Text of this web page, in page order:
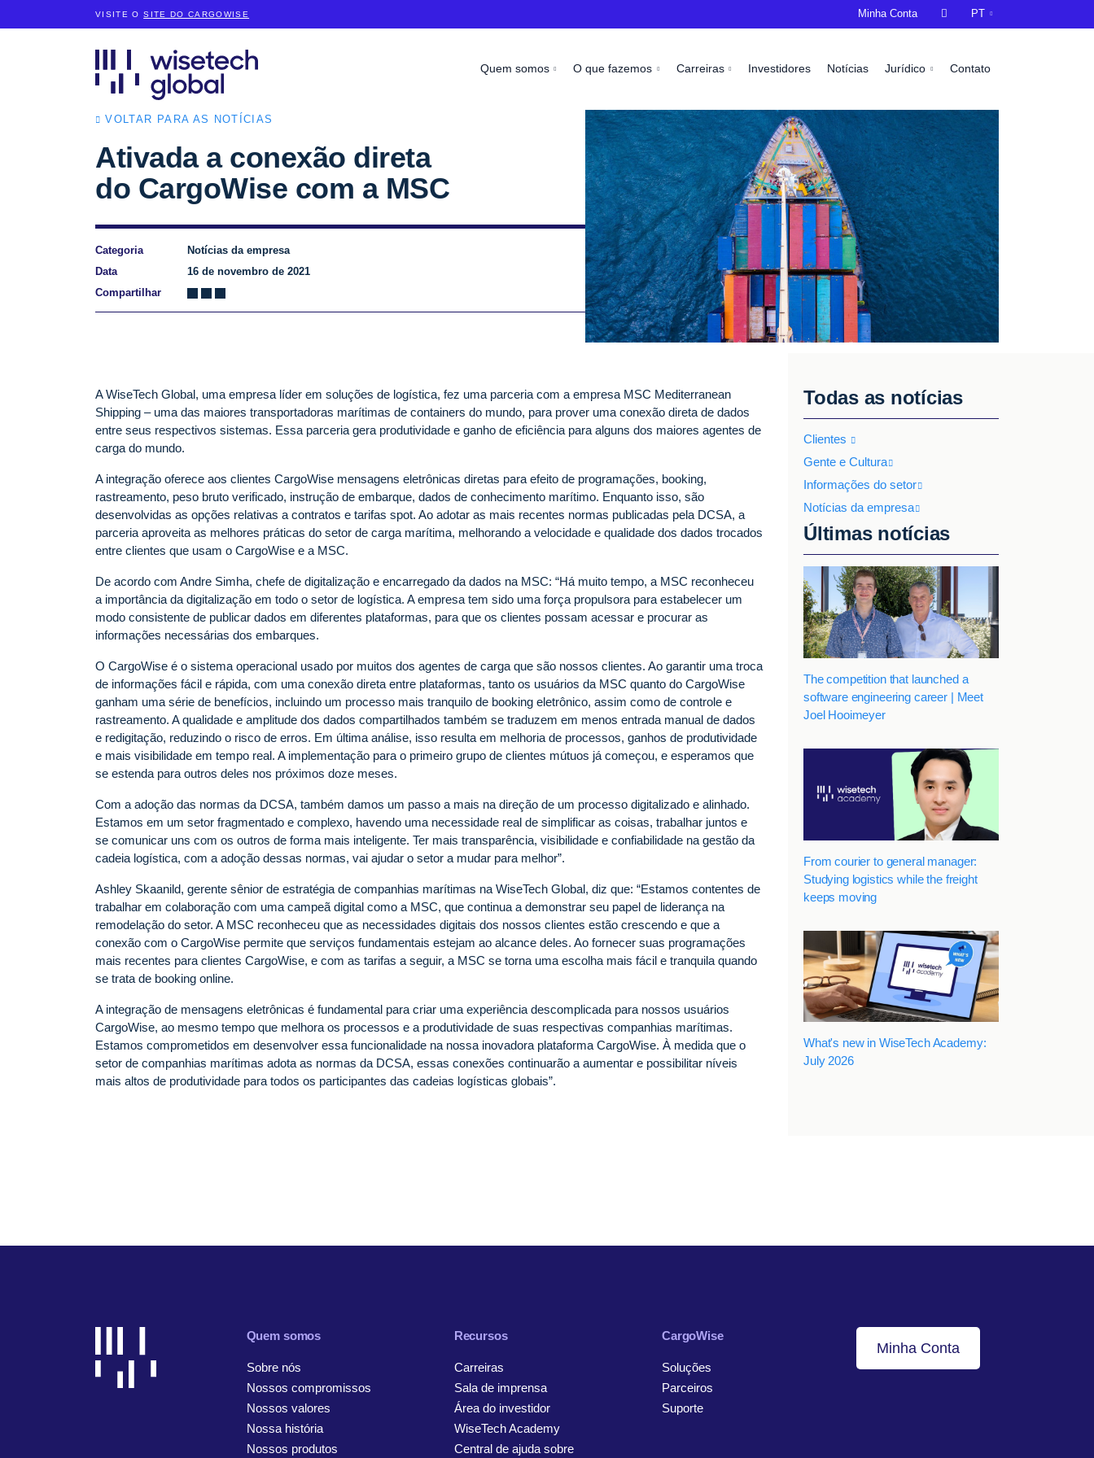
VISITE OSITE DO CARGOWISE
Quem somos O que fazemos Carreiras Investidores Notícias Jurídico Contato
Minha Conta  PT
VOLTAR PARA AS NOTÍCIAS
Ativada a conexão direta
do CargoWise com a MSC
Categoria
Notícias da empresa
Data
16 de novembro de 2021
Compartilhar
A WiseTech Global, uma empresa líder em soluções de logística, fez uma parceria com a empresa MSC Mediterranean
Shipping – uma das maiores transportadoras marítimas de containers do mundo, para prover uma conexão direta de dados
entre seus respectivos sistemas. Essa parceria gera produtividade e ganho de eficiência para alguns dos maiores agentes de
carga do mundo.
A integração oferece aos clientes CargoWise mensagens eletrônicas diretas para efeito de programações, booking,
rastreamento, peso bruto verificado, instrução de embarque, dados de conhecimento marítimo. Enquanto isso, são
desenvolvidas as opções relativas a contratos e tarifas spot. Ao adotar as mais recentes normas publicadas pela DCSA, a
parceria aproveita as melhores práticas do setor de carga marítima, melhorando a velocidade e qualidade dos dados trocados
entre clientes que usam o CargoWise e a MSC.
De acordo com Andre Simha, chefe de digitalização e encarregado da dados na MSC: “Há muito tempo, a MSC reconheceu
a importância da digitalização em todo o setor de logística. A empresa tem sido uma força propulsora para estabelecer um
modo consistente de publicar dados em diferentes plataformas, para que os clientes possam acessar e procurar as
informações necessárias dos embarques.
O CargoWise é o sistema operacional usado por muitos dos agentes de carga que são nossos clientes. Ao garantir uma troca
de informações fácil e rápida, com uma conexão direta entre plataformas, tanto os usuários da MSC quanto do CargoWise
ganham uma série de benefícios, incluindo um processo mais tranquilo de booking eletrônico, assim como de controle e
rastreamento. A qualidade e amplitude dos dados compartilhados também se traduzem em menos entrada manual de dados
e redigitação, reduzindo o risco de erros. Em última análise, isso resulta em melhoria de processos, ganhos de produtividade
e mais visibilidade em tempo real. A implementação para o primeiro grupo de clientes mútuos já começou, e esperamos que
se estenda para outros deles nos próximos doze meses.
Com a adoção das normas da DCSA, também damos um passo a mais na direção de um processo digitalizado e alinhado.
Estamos em um setor fragmentado e complexo, havendo uma necessidade real de simplificar as coisas, trabalhar juntos e
se comunicar uns com os outros de forma mais inteligente. Ter mais transparência, visibilidade e confiabilidade na gestão da
cadeia logística, com a adoção dessas normas, vai ajudar o setor a mudar para melhor”.
Ashley Skaanild, gerente sênior de estratégia de companhias marítimas na WiseTech Global, diz que: “Estamos contentes de
trabalhar em colaboração com uma campeã digital como a MSC, que continua a demonstrar seu papel de liderança na
remodelação do setor. A MSC reconheceu que as necessidades digitais dos nossos clientes estão crescendo e que a
conexão com o CargoWise permite que serviços fundamentais estejam ao alcance deles. Ao fornecer suas programações
mais recentes para clientes CargoWise, e com as tarifas a seguir, a MSC se torna uma escolha mais fácil e tranquila quando
se trata de booking online.
A integração de mensagens eletrônicas é fundamental para criar uma experiência descomplicada para nossos usuários
CargoWise, ao mesmo tempo que melhora os processos e a produtividade de suas respectivas companhias marítimas.
Estamos comprometidos em desenvolver essa funcionalidade na nossa inovadora plataforma CargoWise. À medida que o
setor de companhias marítimas adota as normas da DCSA, essas conexões continuarão a aumentar e possibilitar níveis
mais altos de produtividade para todos os participantes das cadeias logísticas globais”.
Todas as notícias
Clientes
Gente e Cultura
Informações do setor
Notícias da empresa
Últimas notícias
The competition that launched a
software engineering career | Meet
Joel Hooimeyer
From courier to general manager:
Studying logistics while the freight
keeps moving
What's new in WiseTech Academy:
July 2026
Quem somos
Sobre nós
Nossos compromissos
Nossos valores
Nossa história
Nossos produtos
Recursos
Carreiras
Sala de imprensa
Área do investidor
WiseTech Academy
Central de ajuda sobre
CargoWise
Soluções
Parceiros
Suporte
Minha Conta